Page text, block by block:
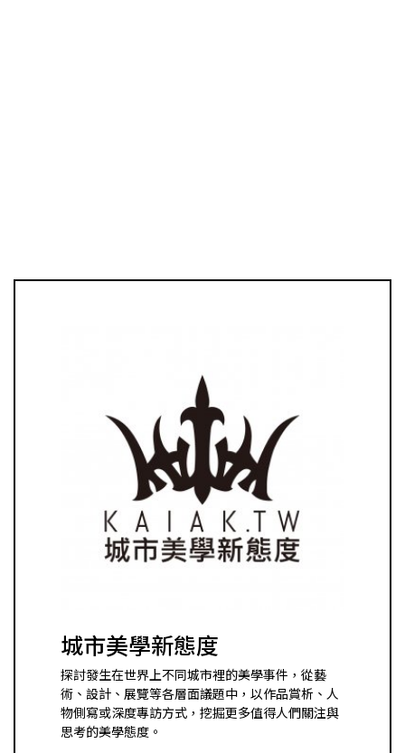
城市美學新態度
探討發生在世界上不同城市裡的美學事件，從藝
術、設計、展覽等各層面議題中，以作品賞析、人
物側寫或深度專訪方式，挖掘更多值得人們關注與
思考的美學態度。